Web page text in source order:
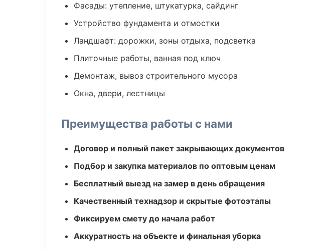
Фасады: утепление, штукатурка, сайдинг
Устройство фундамента и отмостки
Ландшафт: дорожки, зоны отдыха, подсветка
Плиточные работы, ванная под ключ
Демонтаж, вывоз строительного мусора
Окна, двери, лестницы
Преимущества работы с нами
Договор и полный пакет закрывающих документов
Подбор и закупка материалов по оптовым ценам
Бесплатный выезд на замер в день обращения
Качественный технадзор и скрытые фотоэтапы
Фиксируем смету до начала работ
Аккуратность на объекте и финальная уборка